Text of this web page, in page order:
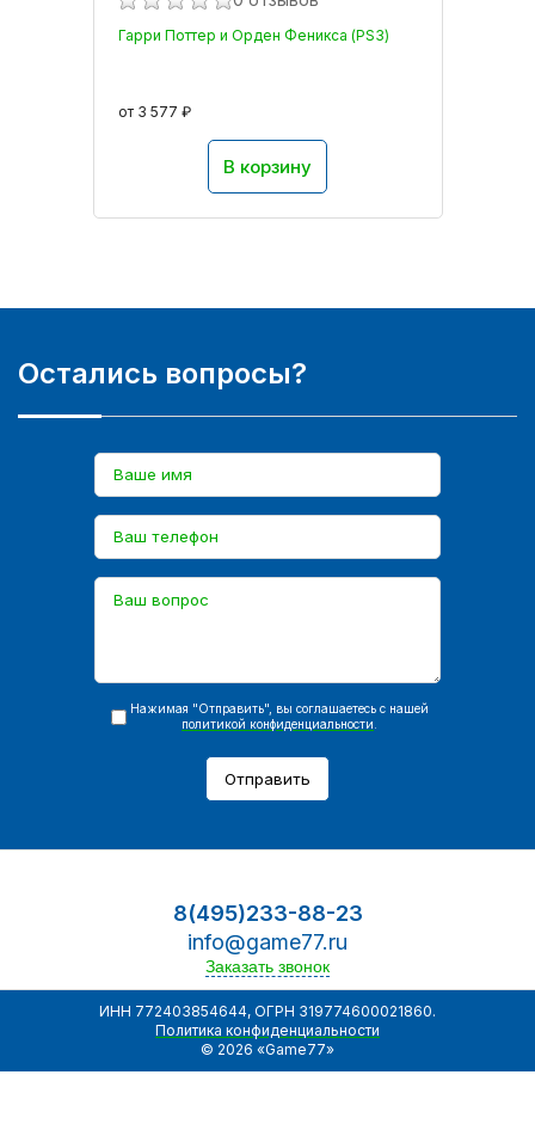
Гарри Поттер и Орден Феникса (PS3)
от 3 577 ₽
В корзину
Остались вопросы?
Нажимая "Отправить", вы соглашаетесь с нашей
политикой конфиденциальности
Отправить
8(495)233-88-23
info@game77.ru
Заказать звонок
ИНН 772403854644, ОГРН 319774600021860.
Политика конфиденциальности
© 2026 «Game77»